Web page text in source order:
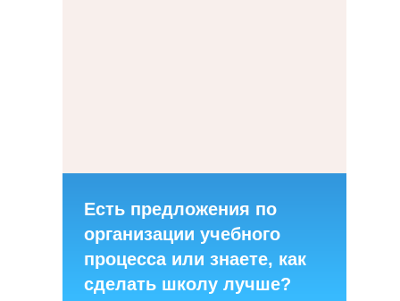
Есть предложения по
организации учебного
процесса или знаете, как
сделать школу лучше?